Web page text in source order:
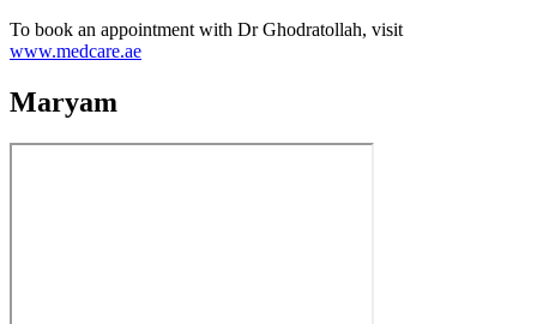
To book an appointment with Dr Ghodratollah, visit
www.medcare.ae
Maryam